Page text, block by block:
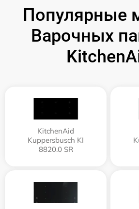
Популярные
Варочных
KitchenAid
Kuppersbusch KI
8820.0 SR